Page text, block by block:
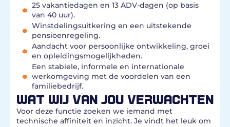
25 vakantiedagen en 13 ADV-dagen (op basis
van 40 uur).
Winstdelingsuitkering en een uitstekende
pensioenregeling.
Aandacht voor persoonlijke ontwikkeling, groei
en opleidingsmogelijkheden.
Een stabiele, informele en internationale
werkomgeving met de voordelen van een
familiebedrijf.
WAT WIJ VAN JOU VERWACHTEN
Voor deze functie zoeken we iemand met
technische affiniteit en inzicht. Je vindt het leuk om